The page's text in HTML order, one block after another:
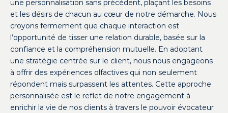
une personnalisation sans précédent, plaçant les besoins
et les désirs de chacun au cœur de notre démarche. Nous
croyons fermement que chaque interaction est
l’opportunité de tisser une relation durable, basée sur la
confiance et la compréhension mutuelle. En adoptant
une stratégie centrée sur le client, nous nous engageons
à offrir des expériences olfactives qui non seulement
répondent mais surpassent les attentes. Cette approche
personnalisée est le reflet de notre engagement à
enrichir la vie de nos clients à travers le pouvoir évocateur